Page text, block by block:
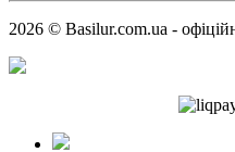
2026 © Basilur.com.ua -